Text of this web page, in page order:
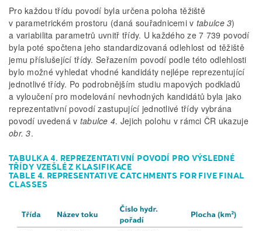
Pro každou třídu povodí byla určena poloha těžiště
v parametrickém prostoru (daná souřadnicemi v tabulce 3)
a variabilita parametrů uvnitř třídy. U každého ze 7 739 povodí
byla poté spočtena jeho standardizovaná odlehlost od těžiště
jemu příslušející třídy. Seřazením povodí podle této odlehlosti
bylo možné vyhledat vhodné kandidáty nejlépe reprezentující
jednotlivé třídy. Po podrobnějším studiu mapových podkladů
a vyloučení pro modelování nevhodných kandidátů byla jako
reprezentativní povodí zastupující jednotlivé třídy vybrána
povodí uvedená v tabulce 4. Jejich polohu v rámci ČR ukazuje
obr. 3.
TABULKA 4. REPREZENTATIVNÍ POVODÍ PRO VÝSLEDNÉ
TŘÍDY VZEŠLÉ Z KLASIFIKACE
TABLE 4. REPRESENTATIVE CATCHMENTS FOR FIVE FINAL
CLASSES